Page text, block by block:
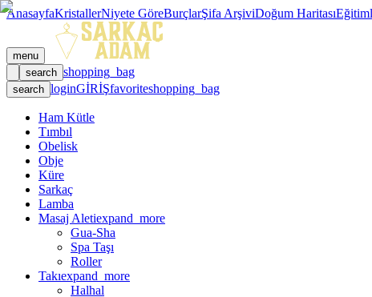
AnasayfaKristallerNiyete GöreBurçlarŞifa ArşiviDoğum Haritası
menu
search shopping_bag
search loginGİRİŞfavoriteshopping_bag
Ham Kütle
Tımbıl
Obelisk
Obje
Küre
Sarkaç
Lamba
Masaj Aletiexpand_more
Gua-Sha
Spa Taşı
Roller
Takıexpand_more
Halhal